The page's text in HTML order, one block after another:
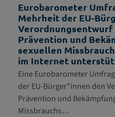
Eurobarometer
Mehrheit der EU-
Verordnungsentwurf
Prävention und
sexuellen
im Internet
Eine Eurobarometer
der EU-Bürger*innen den
Prävention und
Missbrauchs…